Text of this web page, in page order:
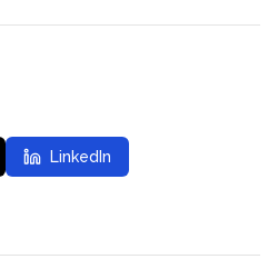
LinkedIn